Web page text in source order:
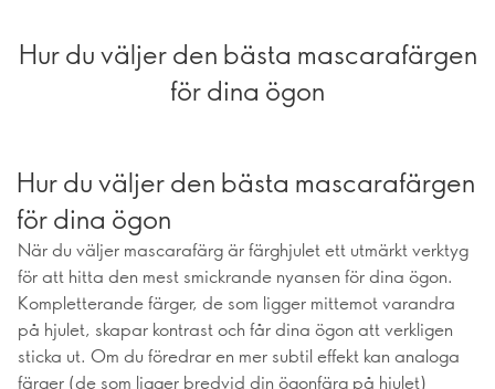
Hur du väljer den bästa mascarafärgen
för dina ögon
Hur du väljer den bästa mascarafärgen
för dina ögon
När du väljer mascarafärg är färghjulet ett utmärkt verktyg
för att hitta den mest smickrande nyansen för dina ögon.
Kompletterande färger, de som ligger mittemot varandra
på hjulet, skapar kontrast och får dina ögon att verkligen
sticka ut. Om du föredrar en mer subtil effekt kan analoga
färger (de som ligger bredvid din ögonfärg på hjulet)